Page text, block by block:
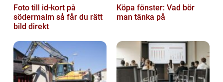
Foto till id-kort på
södermalm så får du rätt
bild direkt
Köpa fönster: Vad bör
man tänka på